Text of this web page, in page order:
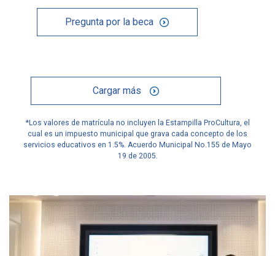
Pregunta por la beca
Cargar más
*Los valores de matrícula no incluyen la Estampilla ProCultura, el
cual es un impuesto municipal que grava cada concepto de los
servicios educativos en 1.5%. Acuerdo Municipal No.155 de Mayo
19 de 2005.